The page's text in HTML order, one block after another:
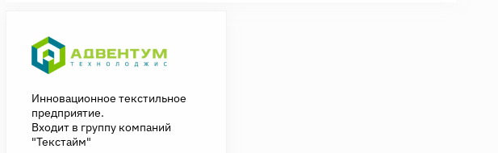
Инновационное текстильное
предприятие.
Входит в группу компаний
"Текстайм"